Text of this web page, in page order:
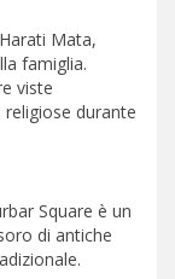
Mata,
famiglia.
viste
durante
Square è un
di antiche